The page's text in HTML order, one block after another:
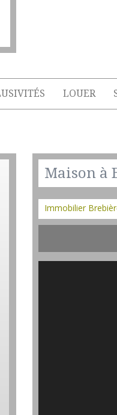
LOUER
Maison à
Immobilier